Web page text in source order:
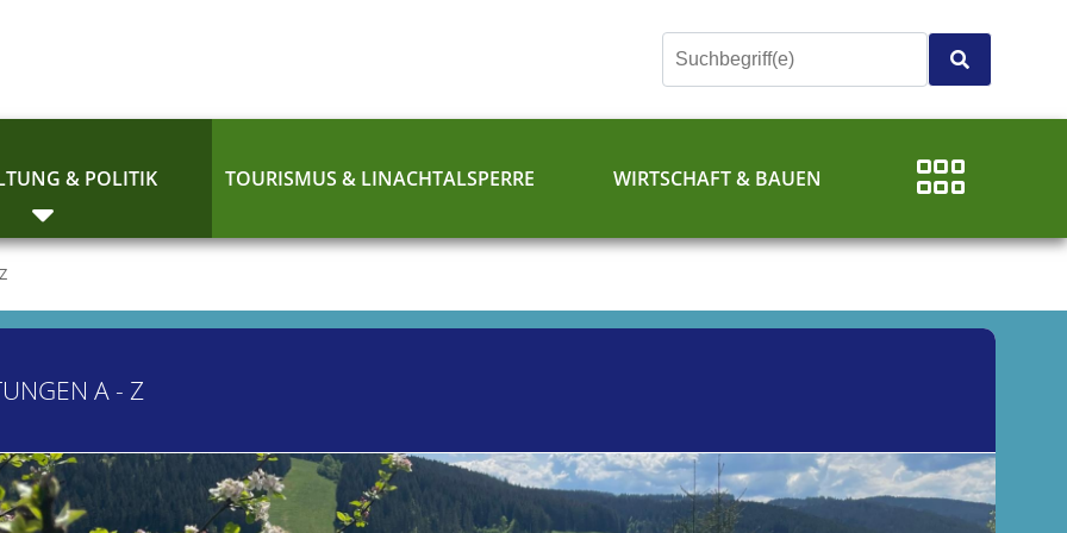
& POLITIK TOURISMUS & LINACHTALSPERRE WIRTSCHAFT & BAUEN
A - Z